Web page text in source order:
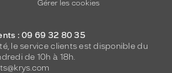
Gérer les cookies
: 09 69 32 80 35
le service clients est disponible du
de 10h à 18h.